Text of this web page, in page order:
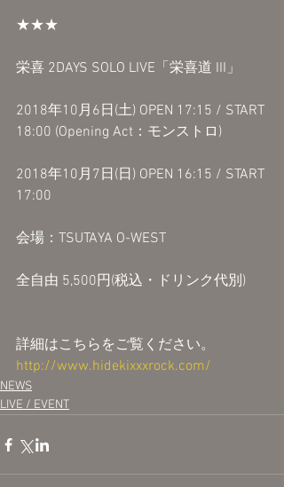
★★★
栄喜 2DAYS SOLO LIVE「栄喜道 III」
2018年10月6日(土) OPEN 17:15 / START
18:00 (Opening Act：モンストロ)
2018年10月7日(日) OPEN 16:15 / START
17:00
会場：TSUTAYA O-WEST
全自由 5,500円(税込・ドリンク代別)
詳細はこちらをご覧ください。
http://www.hidekixxxrock.com/
NEWS
LIVE / EVENT